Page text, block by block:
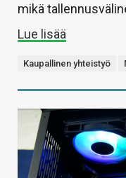
mikä
Lue lisää
Kaupallinen yhteistyö